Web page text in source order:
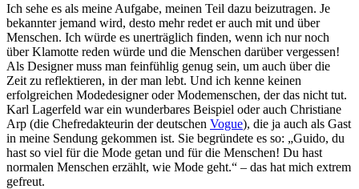
Ich sehe es als meine Aufgabe, meinen Teil dazu beizutragen. Je
bekannter jemand wird, desto mehr redet er auch mit und über
Menschen. Ich würde es unerträglich finden, wenn ich nur noch
über Klamotte reden würde und die Menschen darüber vergessen!
Als Designer muss man feinfühlig genug sein, um auch über die
Zeit zu reflektieren, in der man lebt. Und ich kenne keinen
erfolgreichen Modedesigner oder Modemenschen, der das nicht tut.
Karl Lagerfeld war ein wunderbares Beispiel oder auch Christiane
Arp (die Chefredakteurin der deutschen Vogue), die ja auch als Gast
in meine Sendung gekommen ist. Sie begründete es so: „Guido, du
hast so viel für die Mode getan und für die Menschen! Du hast
normalen Menschen erzählt, wie Mode geht.“ – das hat mich extrem
gefreut.